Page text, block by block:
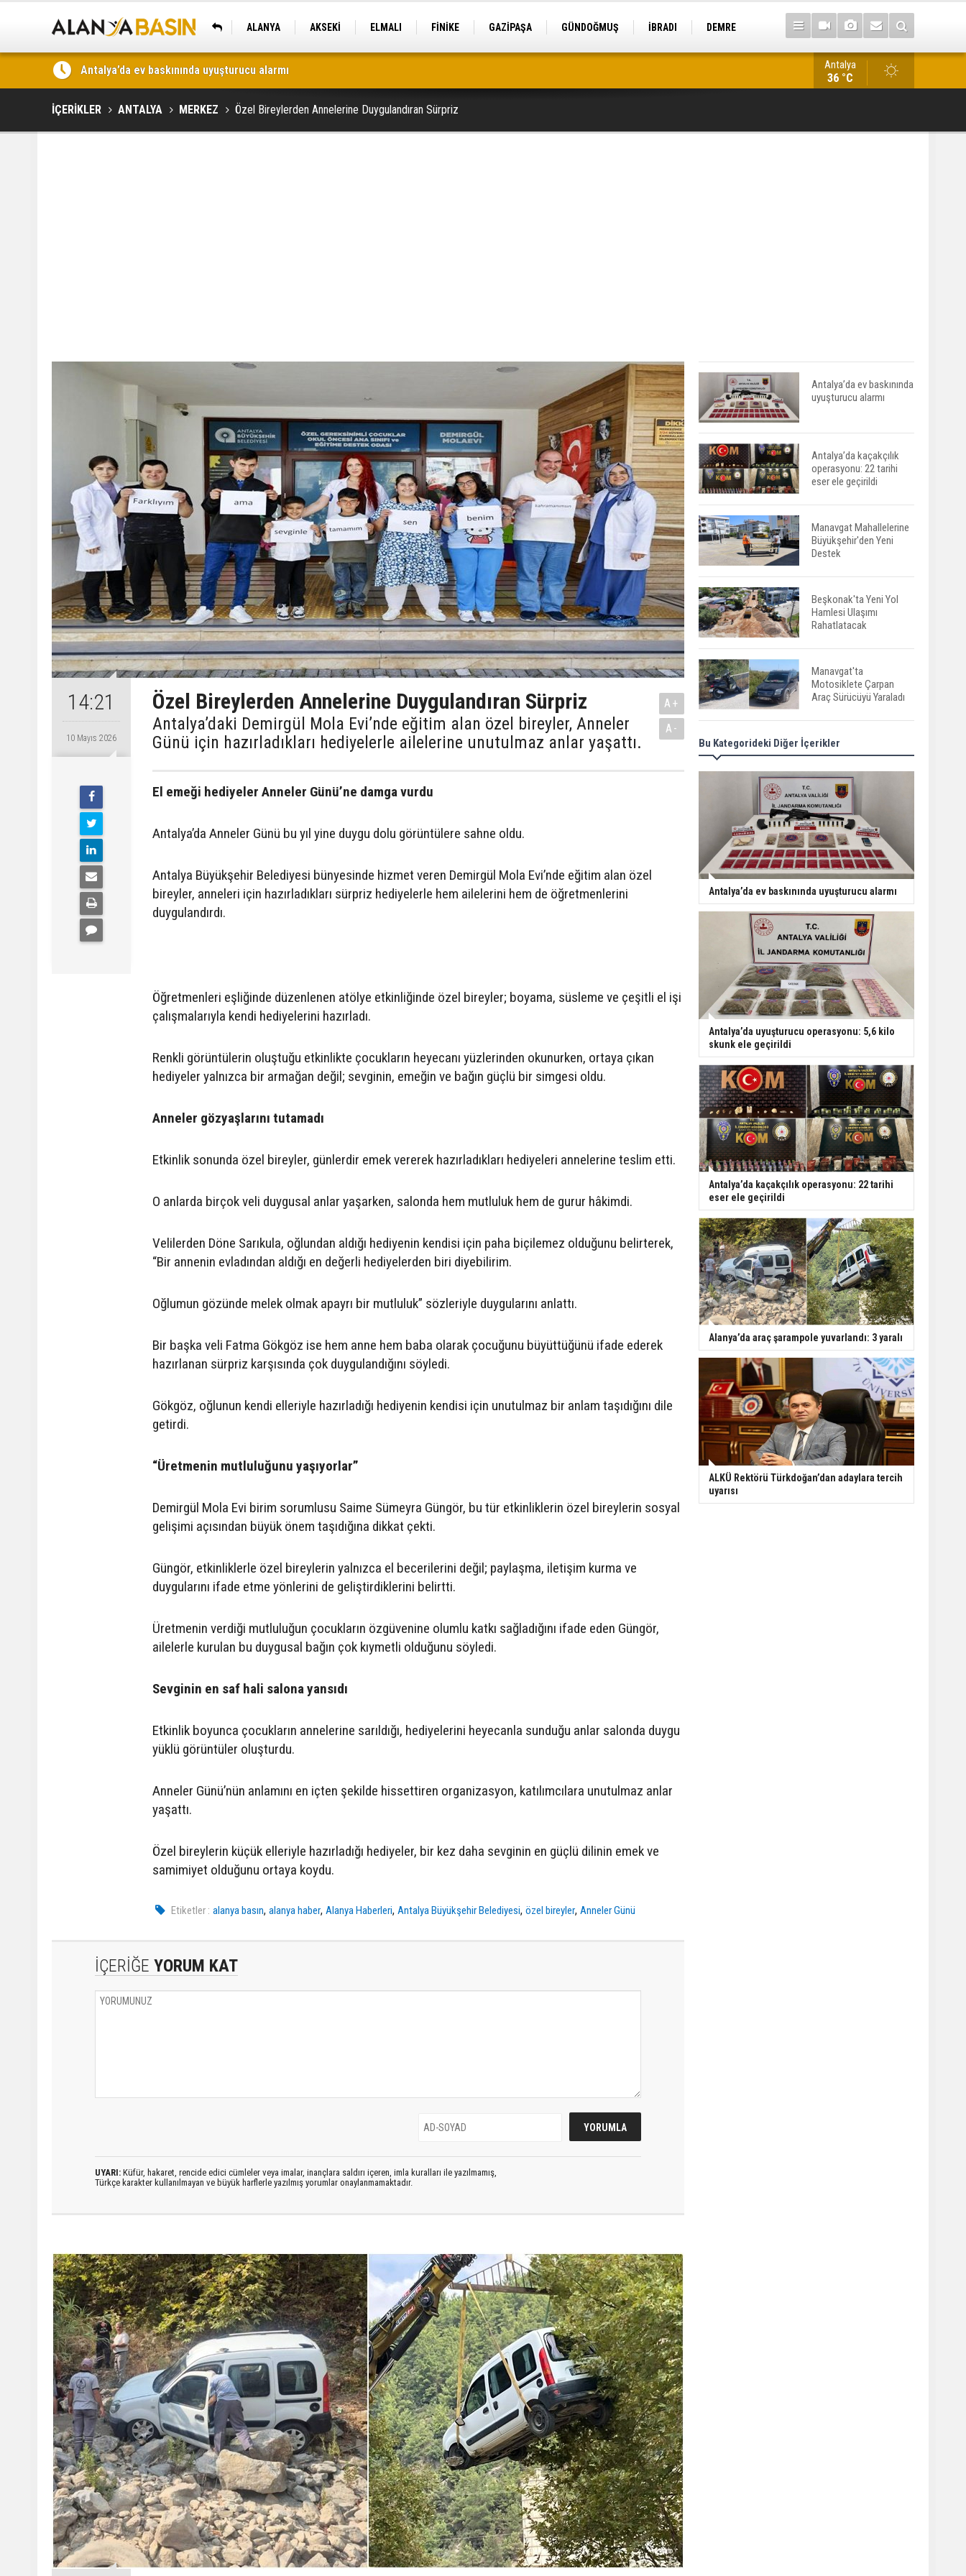
ALANYA AKSEKİ ELMALI FİNİKE GAZİPAŞA GÜNDOĞMUŞ İBRADI
DEMRE
Antalya’da uyuşturucu operasyonu: 5,6 kilo skunk ele geçirildi Antalya’da kaçakçılık operasyonu: 22 tarihi eser ele geçirildi
Antalya
36 °C
İÇERİKLER ANTALYA MERKEZ Özel Bireylerden Annelerine Duygulandıran Sürpriz
14:21
10 Mayıs 2026
Özel Bireylerden Annelerine Duygulandıran Sürpriz
Antalya’daki Demirgül Mola Evi’nde eğitim alan özel bireyler, Anneler
Günü için hazırladıkları hediyelerle ailelerine unutulmaz anlar yaşattı.
A+
A-
El emeği hediyeler Anneler Günü’ne damga vurdu
Antalya’da Anneler Günü bu yıl yine duygu dolu görüntülere sahne oldu.
Antalya Büyükşehir Belediyesi bünyesinde hizmet veren Demirgül Mola Evi’nde eğitim alan özel
bireyler, anneleri için hazırladıkları sürpriz hediyelerle hem ailelerini hem de öğretmenlerini
duygulandırdı.
Öğretmenleri eşliğinde düzenlenen atölye etkinliğinde özel bireyler; boyama, süsleme ve çeşitli el işi
çalışmalarıyla kendi hediyelerini hazırladı.
Renkli görüntülerin oluştuğu etkinlikte çocukların heyecanı yüzlerinden okunurken, ortaya çıkan
hediyeler yalnızca bir armağan değil; sevginin, emeğin ve bağın güçlü bir simgesi oldu.
Anneler gözyaşlarını tutamadı
Etkinlik sonunda özel bireyler, günlerdir emek vererek hazırladıkları hediyeleri annelerine teslim etti.
O anlarda birçok veli duygusal anlar yaşarken, salonda hem mutluluk hem de gurur hâkimdi.
Velilerden Döne Sarıkula, oğlundan aldığı hediyenin kendisi için paha biçilemez olduğunu belirterek,
“Bir annenin evladından aldığı en değerli hediyelerden biri diyebilirim.
Oğlumun gözünde melek olmak apayrı bir mutluluk” sözleriyle duygularını anlattı.
Bir başka veli Fatma Gökgöz ise hem anne hem baba olarak çocuğunu büyüttüğünü ifade ederek
hazırlanan sürpriz karşısında çok duygulandığını söyledi.
Gökgöz, oğlunun kendi elleriyle hazırladığı hediyenin kendisi için unutulmaz bir anlam taşıdığını dile
getirdi.
“Üretmenin mutluluğunu yaşıyorlar”
Demirgül Mola Evi birim sorumlusu Saime Sümeyra Güngör, bu tür etkinliklerin özel bireylerin sosyal
gelişimi açısından büyük önem taşıdığına dikkat çekti.
Güngör, etkinliklerle özel bireylerin yalnızca el becerilerini değil; paylaşma, iletişim kurma ve
duygularını ifade etme yönlerini de geliştirdiklerini belirtti.
Üretmenin verdiği mutluluğun çocukların özgüvenine olumlu katkı sağladığını ifade eden Güngör,
ailelerle kurulan bu duygusal bağın çok kıymetli olduğunu söyledi.
Sevginin en saf hali salona yansıdı
Etkinlik boyunca çocukların annelerine sarıldığı, hediyelerini heyecanla sunduğu anlar salonda duygu
yüklü görüntüler oluşturdu.
Anneler Günü’nün anlamını en içten şekilde hissettiren organizasyon, katılımcılara unutulmaz anlar
yaşattı.
Özel bireylerin küçük elleriyle hazırladığı hediyeler, bir kez daha sevginin en güçlü dilinin emek ve
samimiyet olduğunu ortaya koydu.
Etiketler : alanya basın,alanya haber,Alanya Haberleri,Antalya Büyükşehir Belediyesi,özel bireyler,Anneler Günü
İÇERİĞE YORUM KAT
UYARI: Küfür, hakaret, rencide edici cümleler veya imalar, inançlara saldırı içeren, imla kuralları ile yazılmamış,
Türkçe karakter kullanılmayan ve büyük harflerle yazılmış yorumlar onaylanmamaktadır.
Antalya’da ev baskınında
uyuşturucu alarmı
Antalya’da kaçakçılık
operasyonu: 22 tarihi
eser ele geçirildi
Manavgat Mahallelerine
Büyükşehir'den Yeni
Destek
Beşkonak'ta Yeni Yol
Hamlesi Ulaşımı
Rahatlatacak
Manavgat'ta
Motosiklete Çarpan
Araç Sürücüyü Yaraladı
Gazipaşa’da gürültü
terörü: 305 bin liralık
ceza
Serik'te Yangın Seralara
ve Mezarlığa Sıçradı
Serik'te Orman Yangını!
İlk Müdahale
Vatandaşlardan
Manavgat'ta Anne ve
Kızına Otomobil Çarptı
Finike açıklarında 50
buluştu
Bu Kategorideki Diğer İçerikler
Antalya’da ev baskınında uyuşturucu alarmı
Antalya’da uyuşturucu operasyonu: 5,6 kilo
skunk ele geçirildi
Antalya’da kaçakçılık operasyonu: 22 tarihi
eser ele geçirildi
Alanya’da araç şarampole yuvarlandı: 3 yaralı
ALKÜ Rektörü Türkdoğan’dan adaylara tercih
uyarısı